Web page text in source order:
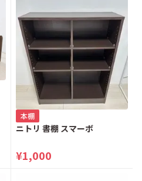
四谷町
本棚
ニトリ 書棚 スマーボ
¥1,000